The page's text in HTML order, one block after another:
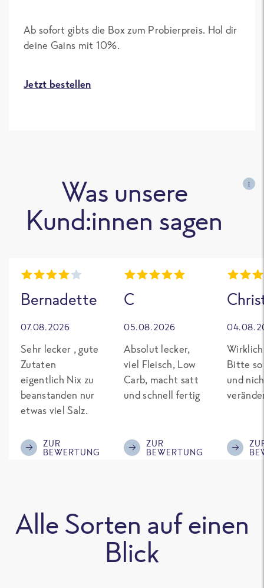
Ab sofort gibts die Box zum Probierpreis. Hol dir
deine Gains mit 10%.
Jetzt bestellen
Was unsere
Kund:innen sagen
i
Bernadette
07.08.2026
Sehr lecker , gute
Zutaten
eigentlich Nix zu
beanstanden nur
etwas viel Salz.
ZUR
BEWERTUNG
C
05.08.2026
Absolut lecker,
viel Fleisch, Low
Carb, macht satt
und schnell fertig
ZUR
BEWERTUNG
Bitte so
und
Alle Sorten auf einen
Blick